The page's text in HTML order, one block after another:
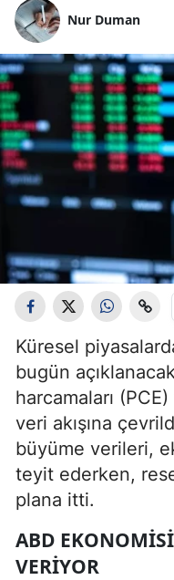
Nur Duman
Küresel
bugün
harcamaları
veri akışına
büyüme verileri,
teyit ederken,
plana itti.
ABD
VERIYOR